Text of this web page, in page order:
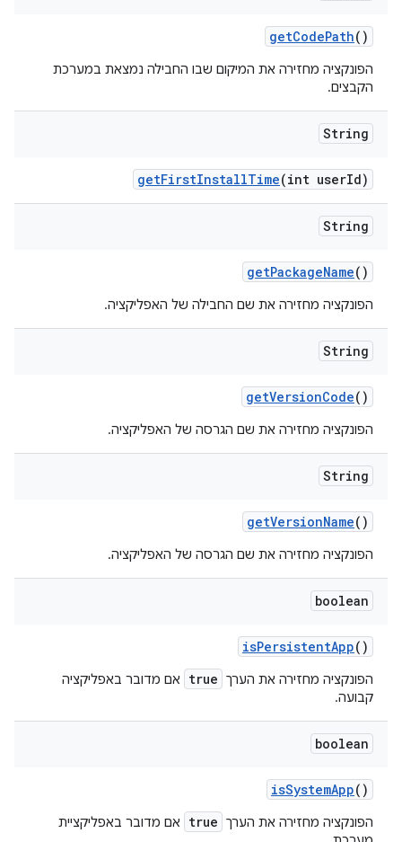
getCodePath()
הפונקציה מחזירה את המיקום שבו החבילה נמצאת במערכת
הקבצים.
String
getFirstInstallTime(int userId)
String
getPackageName()
הפונקציה מחזירה את שם החבילה של האפליקציה.
String
getVersionCode()
הפונקציה מחזירה את שם הגרסה של האפליקציה.
String
getVersionName()
הפונקציה מחזירה את שם הגרסה של האפליקציה.
boolean
isPersistentApp()
הפונקציה מחזירה את הערך true
אם מדובר באפליקציה
קבועה.
boolean
isSystemApp()
הפונקציה מחזירה את הערך true
אם מדובר באפליקציית